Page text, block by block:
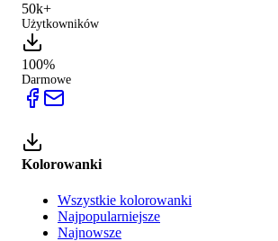
50k+
Użytkowników
100%
Darmowe
Kolorowanki
Wszystkie kolorowanki
Najpopularniejsze
Najnowsze